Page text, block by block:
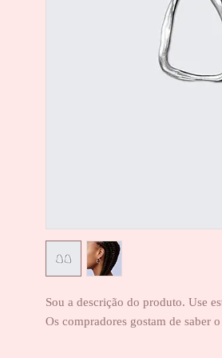
Sou a descrição do produto. Use
Os compradores gostam de saber